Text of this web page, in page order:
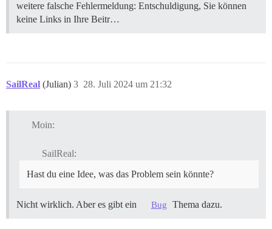
weitere falsche Fehlermeldung: Entschuldigung, Sie können
keine Links in Ihre Beitr…
SailReal (Julian) 28. Juli 2024 um 21:32
3
Moin:
SailReal:
Hast du eine Idee, was das Problem sein könnte?
Nicht wirklich. Aber es gibt ein Bug Thema dazu.